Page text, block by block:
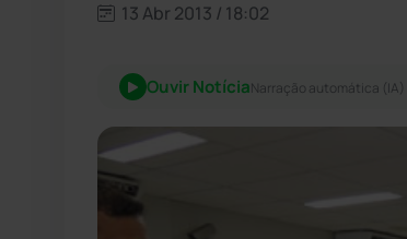
13 Abr 2013 / 18:02
Ouvir NotíciaNarração automática (IA)